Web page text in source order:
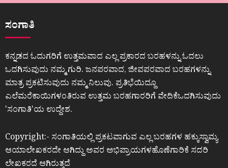
ಸಂಗಾತಿ
ಕನ್ನಡದ ಓದುಗರಿಗೆ ಉತ್ತಮವಾದ ಎಲ್ಲ ಪ್ರಕಾರದ ಬರಹಳನ್ನು ಓದಲು
ಒದಗಿಸುವುದು ನಮ್ಮ ಗುರಿ. ಜನಪರವಾದ, ಜೀವಪರವಾದ ಬರಹಗಳನ್ನು
ಮಾತ್ರ ಪ್ರಕಟಿಸುವುದು ನಮ್ಮ ನಿಲುವು. ಪ್ರತಿಭೆಯಿದ್ದೂ
ಎಲೆಮರೆಕಾಯಿಗಳಂತಿರುವ ಉತ್ತಮ ಬರಹಗಾರರಿಗೆ ವೇದಿಕೆಒದಗಿಸುವುದು
ʼಸಂಗಾತಿʼಯ ಉದ್ದೇಶ.
Copyright:- ಸಂಗಾತಿಯಲ್ಲಿ ಪ್ರಕಟವಾಗುವ ಎಲ್ಲ ಬರಹಗಳ ಹಕ್ಕುಸ್ವಾಮ್ಯ
ಆಯಾಲೇಖಕರದೇ ಆಗಿದ್ದು ಅವರ ಅಭಿಪ್ರಾಯಗಳಹೊಣೆಗಾರಿಕೆ ಸದರಿ
ಲೇಖಕರದೆ ಆಗಿರುತ್ತದೆ